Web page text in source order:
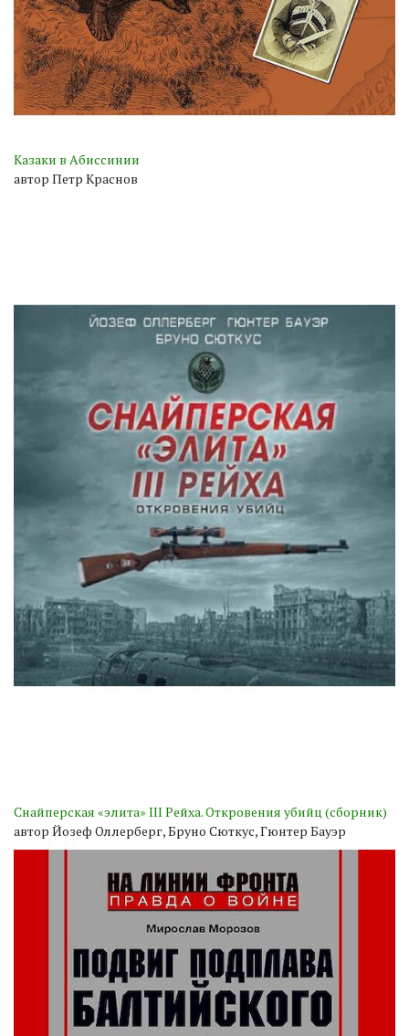
Казаки в Абиссинии
автор Петр Краснов
Снайперская «элита» III Рейха. Откровения убийц (сборник)
автор Йозеф Оллерберг, Бруно Сюткус, Гюнтер Бауэр